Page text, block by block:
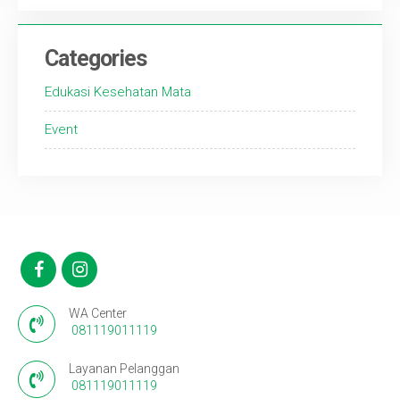
Categories
Edukasi Kesehatan Mata
Event
WA Center
081119011119
Layanan Pelanggan
081119011119